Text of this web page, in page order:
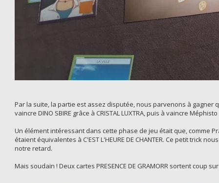
Par la suite, la partie est assez disputée, nous parvenons à
vaincre DINO SBIRE grâce à CRISTAL LUXTRA, puis à vaincre
Un élément intéressant dans cette phase de jeu était que, comme
étaient équivalentes à C'EST L'HEURE DE CHANTER. Ce petit trick
notre retard.
Mais soudain ! Deux cartes PRESENCE DE GRAMORR sortent coup